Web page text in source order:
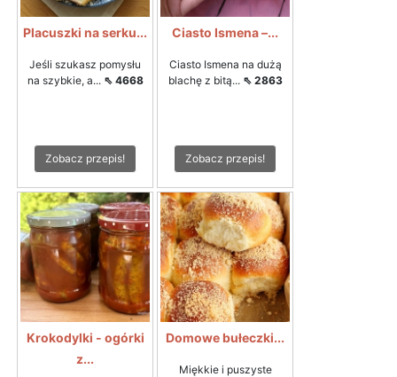
Placuszki na serku...
Jeśli szukasz pomysłu
na szybkie, a... ⇖ 4668
Zobacz przepis!
Ciasto Ismena –...
Ciasto Ismena na dużą
blachę z bitą... ⇖ 2863
Zobacz przepis!
Krokodylki - ogórki
z...
Domowe bułeczki...
Miękkie i puszyste